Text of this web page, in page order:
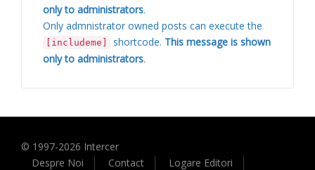
only to administrators.
Only admnistrator owned posts can execute the
[includeme] shortcode. This message is shown
only to administrators.
© 1997-2026 Intercer
Despre Noi
Contact Logare Editori